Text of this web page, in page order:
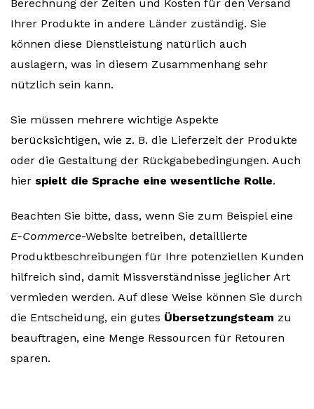
Berechnung der Zeiten und Kosten für den Versand
Ihrer Produkte in andere Länder zuständig. Sie
können diese Dienstleistung natürlich auch
auslagern, was in diesem Zusammenhang sehr
nützlich sein kann.
Sie müssen mehrere wichtige Aspekte
berücksichtigen, wie z. B. die Lieferzeit der Produkte
oder die Gestaltung der Rückgabebedingungen. Auch
hier spielt die Sprache eine wesentliche Rolle.
Beachten Sie bitte, dass, wenn Sie zum Beispiel eine
E-Commerce-Website betreiben, detaillierte
Produktbeschreibungen für Ihre potenziellen Kunden
hilfreich sind, damit Missverständnisse jeglicher Art
vermieden werden. Auf diese Weise können Sie durch
die Entscheidung, ein gutes Übersetzungsteam zu
beauftragen, eine Menge Ressourcen für Retouren
sparen.